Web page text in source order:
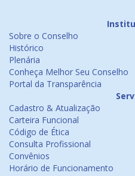
Sobre o Conselho
Histórico
Plenária
Conheça Melhor Seu Conselho
Portal da Transparência
Cadastro & Atualização
Carteira Funcional
Código de Ética
Consulta Profissional
Convênios
Horário de Funcionamento